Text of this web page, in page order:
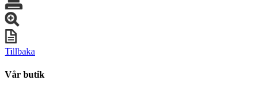
Tillbaka
Vår butik